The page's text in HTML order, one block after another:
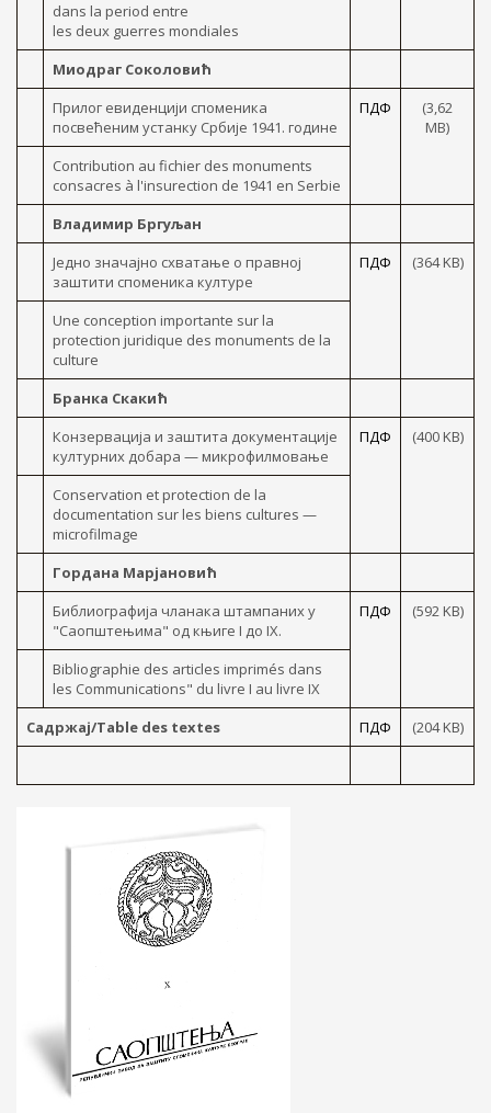
dans la period entre
les deux guerres mondiales
Миодраг Соколовић
Прилог евиденцији споменика
посвећеним устанку Србије 1941. године
ПДФ
(3,62
МB)
Contribution au fichier des monuments
consacres à l'insurection de 1941 en Serbie
Владимир Бргуљан
Једно значајно схватање о правној
заштити споменика културе
ПДФ (364 KB)
Une conception importante sur la
protection juridique des monuments de la
culture
Бранка Скакић
Конзервација и заштита документације
културних добара — микрофилмовање
ПДФ (400 KB)
Conservation et protection de la
documentation sur les biens cultures —
microfilmage
Гордана Марјановић
Библиографија чланака штампаних y
"Саопштењима" од књиге I до IX.
ПДФ (592 KB)
Bibliographie des articles imprimés dans
les Communications" du livre I au livre IX
Садржај/Table des textes
ПДФ (204 KB)